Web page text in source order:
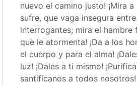
nuevo el camino justo! ¡Mira
sufre, que vaga insegura
interrogantes; mira el hambre
que le atormenta! ¡Da a los
el cuerpo y para el alma!
luz! ¡Dales a ti mismo!
santifícanos a todos